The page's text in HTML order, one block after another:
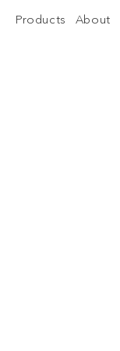
Products About